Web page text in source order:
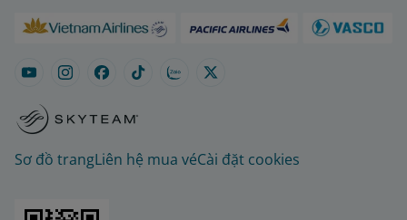
Sơ đồ trangLiên hệ mua véCài đặt cookies